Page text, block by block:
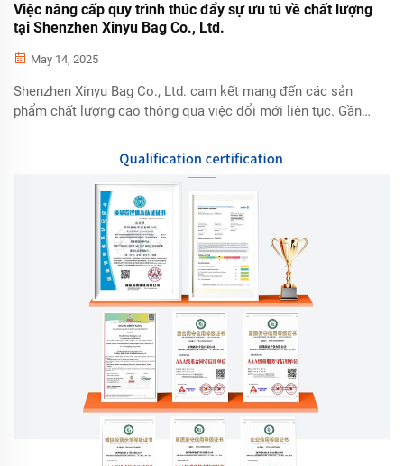
Việc nâng cấp quy trình thúc đẩy sự ưu tú về chất lượng
tại Shenzhen Xinyu Bag Co., Ltd.
May 14, 2025
Shenzhen Xinyu Bag Co., Ltd. cam kết mang đến các sản
phẩm chất lượng cao thông qua việc đổi mới liên tục. Gần
và công nghệ sản xuất. Máy cắt và may độ chính xác cao
mới của chúng tôi...